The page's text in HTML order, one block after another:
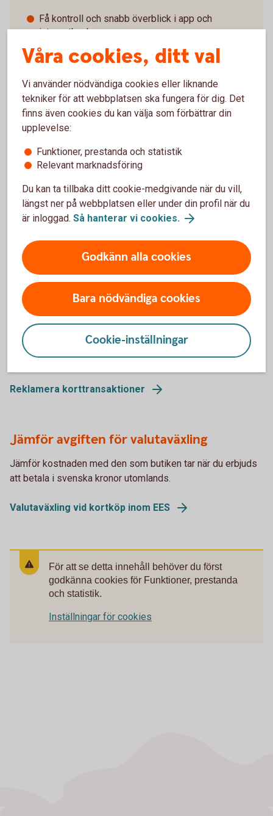
Få kontroll och snabb överblick i app och
internetbank
Tydlig översikt på faktura eller e-faktura.
Smidig betalning med mobil eller smartklocka.
Betalkort Företag
Har du redan ett företagskort?
Spärra ditt kort
Ring oss direkt och spärra ditt kort – vi har öppet varje dag,
dygnet runt.
Ring +46 8 411 10 11 för att spärra ditt kort
Reklamera korttransaktioner
Har det blivit draget två gånger för ett köp eller har dina
beställda varor inte dykt upp? Gör en kortreklamation.
Reklamera korttransaktioner
Jämför avgiften för valutaväxling
Jämför kostnaden med den som butiken tar när du erbjuds
att betala i svenska kronor utomlands.
Valutaväxling vid kortköp inom EES
För att se detta innehåll behöver du först
godkänna cookies för Funktioner, prestanda
och statistik.
Inställningar för cookies
Våra cookies, ditt val
Vi använder nödvändiga cookies eller liknande
tekniker för att webbplatsen ska fungera för dig. Det
finns även cookies du kan välja som förbättrar din
upplevelse:
Funktioner, prestanda och statistik
Relevant marknadsföring
Du kan ta tillbaka ditt cookie-medgivande när du vill,
längst ner på webbplatsen eller under din profil när du
är inloggad. Så hanterar vi cookies.
Godkänn alla cookies
Bara nödvändiga cookies
Cookie-inställningar